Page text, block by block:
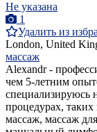
Не указана
1
Удалить из
London, United
массаж
Alexandr -
чем 5-летним
специализируюсь
процедурах,
массаж, массаж